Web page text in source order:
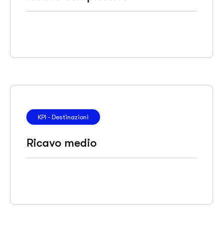
KPI - Destinazioni
Ricavo medio